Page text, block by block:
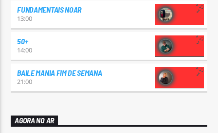
FUNDAMENTAIS NOAR
13:00
50+
14:00
BAILE MANIA FIM DE SEMANA
21:00
AGORA NO AR